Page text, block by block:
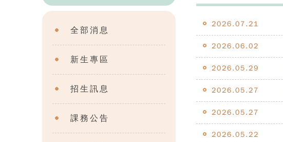
全部消息
新生專區
招生訊息
課務公告
2026.07.21
2026.06.02
2026.05.29
2026.05.27
2026.05.27
2026.05.22